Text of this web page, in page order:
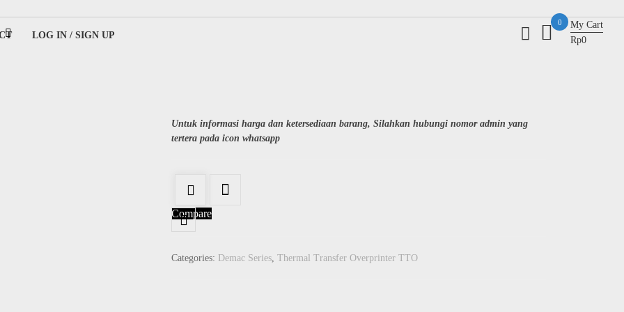
LOG IN / SIGN UP
0
My Cart
Rp0
Untuk informasi harga dan ketersediaan barang, Silahkan hubungi nomor admin yang
tertera pada icon whatsapp
Compare
Categories: Demac Series,Thermal Transfer Overprinter TTO